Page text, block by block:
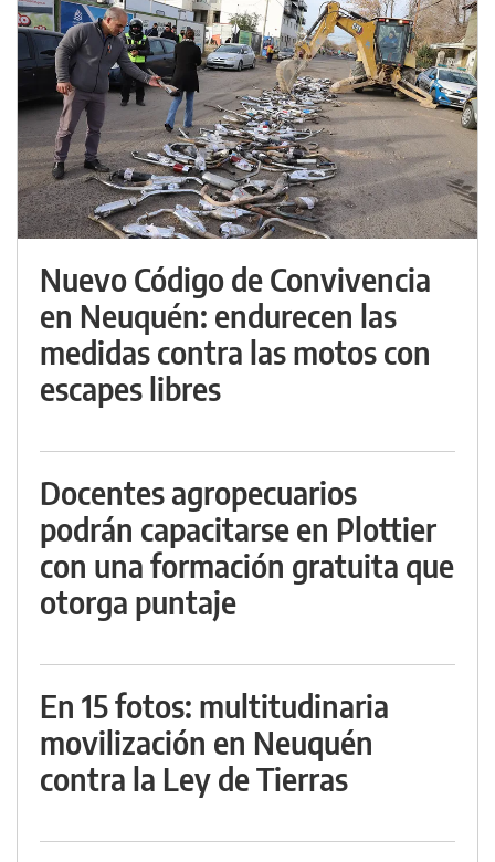
Nuevo Código de Convivencia
en Neuquén: endurecen las
medidas contra las motos con
escapes libres
Docentes agropecuarios
podrán capacitarse en Plottier
con una formación gratuita que
otorga puntaje
En 15 fotos: multitudinaria
movilización en Neuquén
contra la Ley de Tierras